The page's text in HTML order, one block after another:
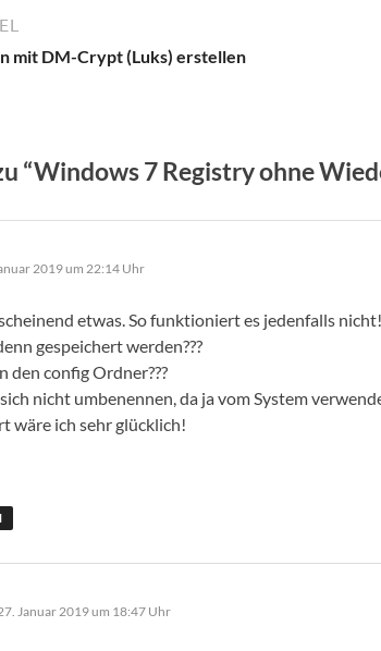
mit DM-Crypt (Luks) erstellen
“Windows 7 Registry ohne
2019 um 22:14 Uhr
etwas. So funktioniert es jedenfalls nicht!
gespeichert werden???
den config Ordner???
nicht umbenennen, da ja vom System
wäre ich sehr glücklich!
Januar 2019 um 18:47 Uhr